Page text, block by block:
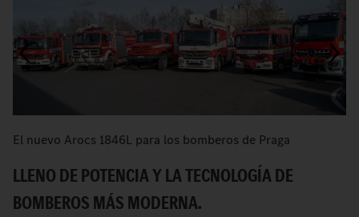
El nuevo Arocs 1846L para los bomberos de Praga
LLENO DE POTENCIA Y LA TECNOLOGÍA DE
BOMBEROS MÁS MODERNA.